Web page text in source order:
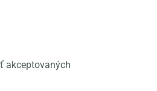
akceptovaných